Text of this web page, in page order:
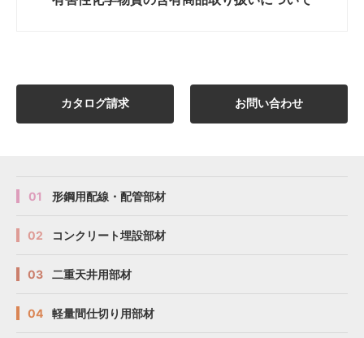
カタログ請求 お問い合わせ
01 形鋼用配線・配管部材
02 コンクリート埋設部材
03 二重天井用部材
04 軽量間仕切り用部材